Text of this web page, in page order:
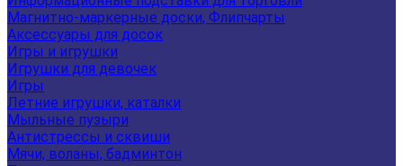
Магнитно-маркерные доски, Флипчарты
Аксессуары для досок
Игры и игрушки
Игрушки для девочек
Игры
Летние игрушки, каталки
Мыльные пузыри
Антистрессы и сквиши
Мячи, воланы, бадминтон